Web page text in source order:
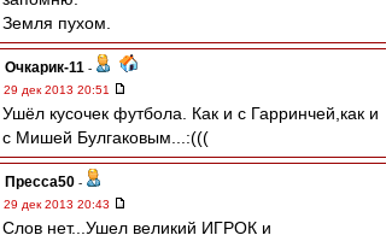
Земля пухом.
Очкарик-11 -
29 дек 2013 20:51
Ушёл кусочек футбола. Как и с Гарринчей,как и
с Мишей Булгаковым...:(((
Пресса50 -
29 дек 2013 20:43
Слов нет...Ушел великий ИГРОК и